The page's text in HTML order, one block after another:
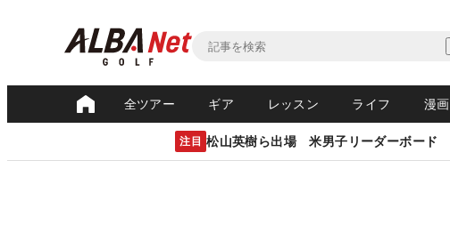
全ツアー ギア レッスン ライフ 漫画
注目 松山英樹ら出場 米男子リーダーボード